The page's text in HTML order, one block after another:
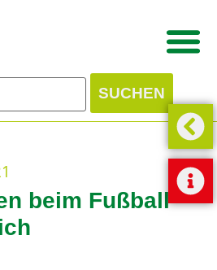
beim Fußball